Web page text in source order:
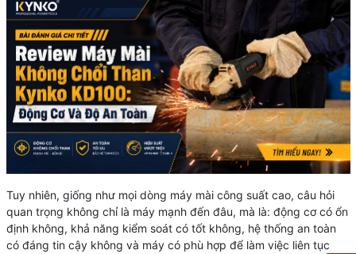
Tuy nhiên, giống như mọi dòng máy mài công suất cao, câu hỏi
quan trọng không chỉ là máy mạnh đến đâu, mà là: động cơ có ổn
định không, khả năng kiểm soát có tốt không, hệ thống an toàn
có đáng tin cậy không và máy có phù hợp để làm việc liên tục